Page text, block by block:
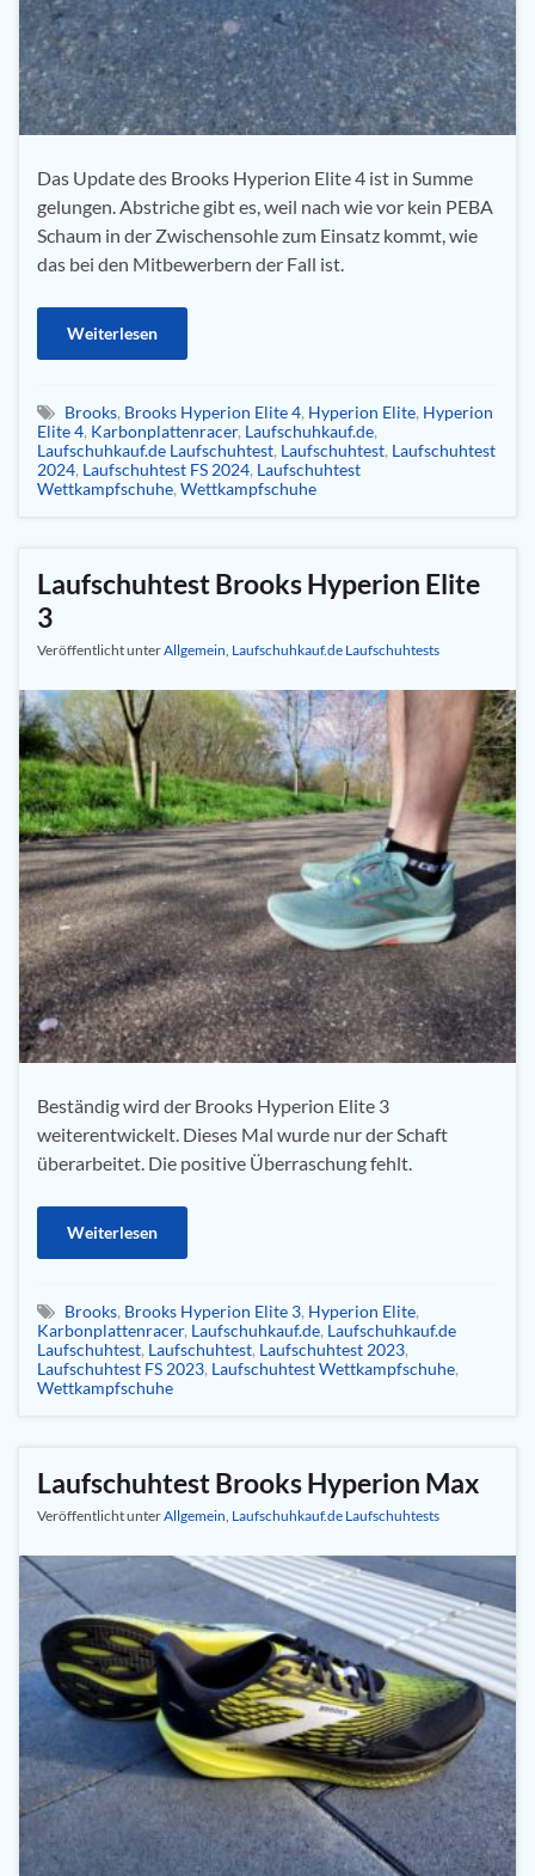
Das Update des Brooks Hyperion Elite 4 ist in Summe
gelungen. Abstriche gibt es, weil nach wie vor kein PEBA
Schaum in der Zwischensohle zum Einsatz kommt, wie
das bei den Mitbewerbern der Fall ist.
Weiterlesen
Brooks, Brooks Hyperion Elite 4, Hyperion Elite, Hyperion
Elite 4, Karbonplattenracer, Laufschuhkauf.de,
Laufschuhkauf.de Laufschuhtest, Laufschuhtest, Laufschuhtest
2024, Laufschuhtest FS 2024, Laufschuhtest
Wettkampfschuhe, Wettkampfschuhe
Laufschuhtest Brooks Hyperion Elite
3
Veröffentlicht unterAllgemein Laufschuhkauf.de Laufschuhtests
Beständig wird der Brooks Hyperion Elite 3
weiterentwickelt. Dieses Mal wurde nur der Schaft
überarbeitet. Die positive Überraschung fehlt.
Weiterlesen
Brooks, Brooks Hyperion Elite 3, Hyperion Elite,
Karbonplattenracer, Laufschuhkauf.de, Laufschuhkauf.de
Laufschuhtest, Laufschuhtest, Laufschuhtest 2023,
Laufschuhtest FS 2023, Laufschuhtest Wettkampfschuhe,
Wettkampfschuhe
Laufschuhtest Brooks Hyperion Max
Veröffentlicht unterAllgemein Laufschuhkauf.de Laufschuhtests